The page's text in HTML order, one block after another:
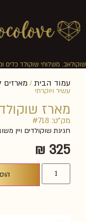
שוקולאב. משלוחי שוקולד כלים
עמוד הבית / מארזים
עשיר ויוקרתי
מארז
מק"ט: #718
חגיגת שוקולדים ויין
₪325